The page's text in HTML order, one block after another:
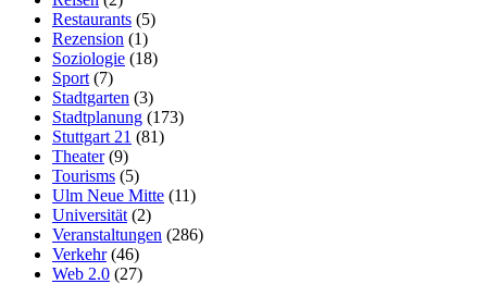
Restaurants (5)
Rezension (1)
Soziologie (18)
Sport (7)
Stadtgarten (3)
Stadtplanung (173)
Stuttgart 21 (81)
Theater(9)
Tourisms (5)
Ulm Neue Mitte (11)
Universität (2)
Veranstaltungen (286)
Verkehr(46)
Web 2.0 (27)